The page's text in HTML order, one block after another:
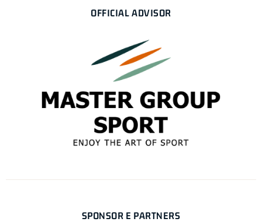
OFFICIAL ADVISOR
SPONSOR E PARTNERS